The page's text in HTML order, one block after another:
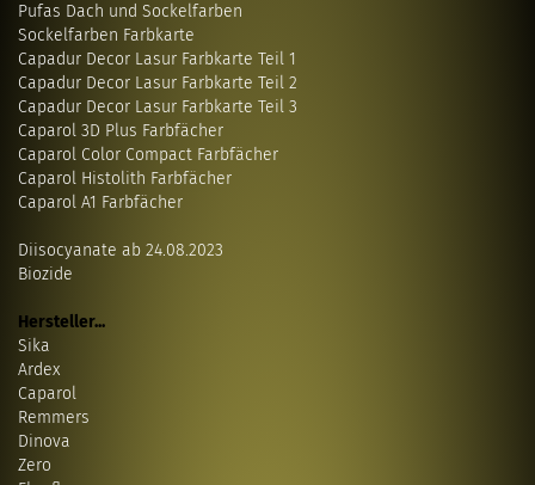
Pufas Dach und Sockelfarben
Sockelfarben Farbkarte
Capadur Decor Lasur Farbkarte Teil 1
Capadur Decor Lasur Farbkarte Teil 2
Capadur Decor Lasur Farbkarte Teil 3
Caparol 3D Plus Farbfächer
Caparol Color Compact Farbfächer
Caparol Histolith Farbfächer
Caparol A1 Farbfächer
Diisocyanate ab 24.08.2023
Biozide
Hersteller...
Sika
Ardex
Caparol
Remmers
Dinova
Zero